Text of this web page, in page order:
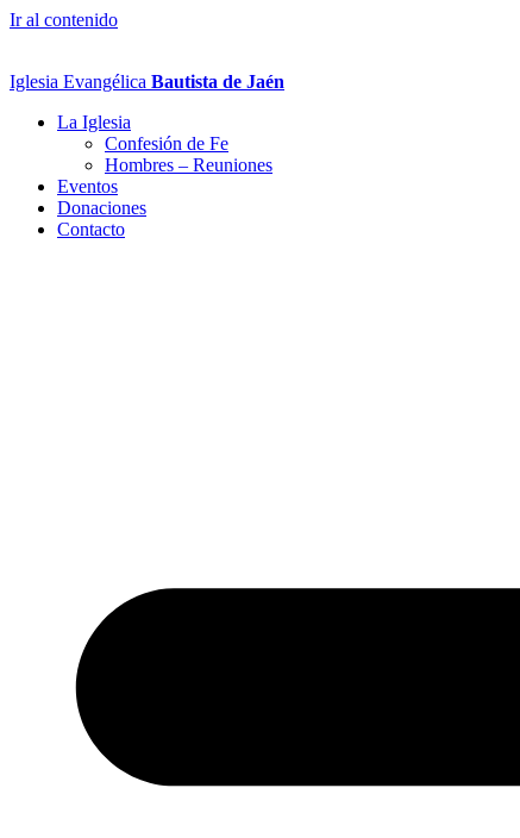
Ir al contenido
Iglesia Evangélica Bautista de Jaén
La Iglesia
Confesión de Fe
Hombres – Reuniones
Eventos
Donaciones
Contacto